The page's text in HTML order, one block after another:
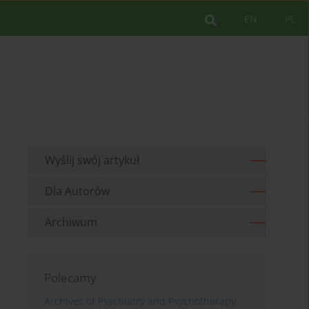
PL
EN
Wyślij swój artykuł
Dla Autorów
Archiwum
Polecamy
Archives of Psychiatry and Psychotherapy